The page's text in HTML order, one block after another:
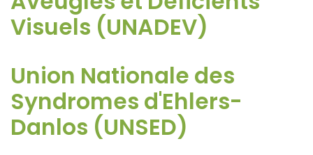
Visuels (UNADEV)
Union Nationale des
Syndromes d'Ehlers-
Danlos (UNSED)